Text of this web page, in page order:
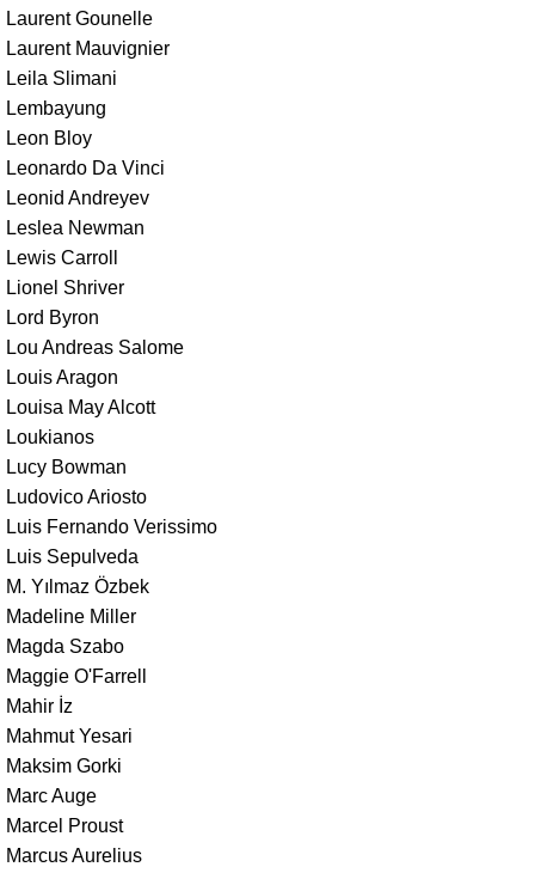
Laurent Gounelle
Laurent Mauvignier
Leila Slimani
Lembayung
Leon Bloy
Leonardo Da Vinci
Leonid Andreyev
Leslea Newman
Lewis Carroll
Lionel Shriver
Lord Byron
Lou Andreas Salome
Louis Aragon
Louisa May Alcott
Loukianos
Lucy Bowman
Ludovico Ariosto
Luis Fernando Verissimo
Luis Sepulveda
M. Yılmaz Özbek
Madeline Miller
Magda Szabo
Maggie O'Farrell
Mahir İz
Mahmut Yesari
Maksim Gorki
Marc Auge
Marcel Proust
Marcus Aurelius